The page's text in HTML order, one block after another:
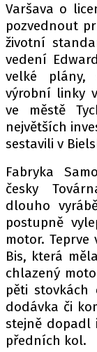
Varšava o
pozvednout
životní
vedení
velké plány,
výrobní linky
ve městě
největších
sestavili v
Fabryka
česky
dlouho
postupně
motor.
Bis, která
chlazený
pěti stovkách
dodávka či
stejně dopadl
předních kol.